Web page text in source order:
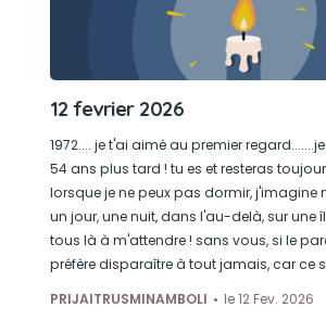
12 fevrier 2026
1972.... je t'ai aimé au premier
54 ans plus tard ! tu es et resteras
lorsque je ne peux pas dormir, j'imagine
un jour, une nuit, dans l'au-delà, sur une
tous là à m'attendre ! sans vous, si le
préfère disparaître à tout jamais, car ce
PRIJAITRUSMINAMBOLI
le 12 Fev. 2026